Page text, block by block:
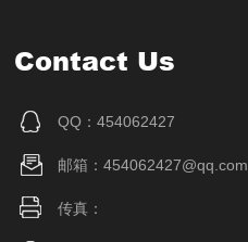
Contact Us
QQ：454062427
邮箱：454062427@qq.com
传真：